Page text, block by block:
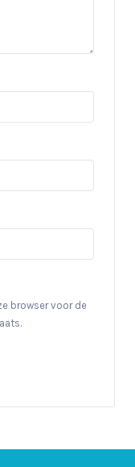
browser voor de